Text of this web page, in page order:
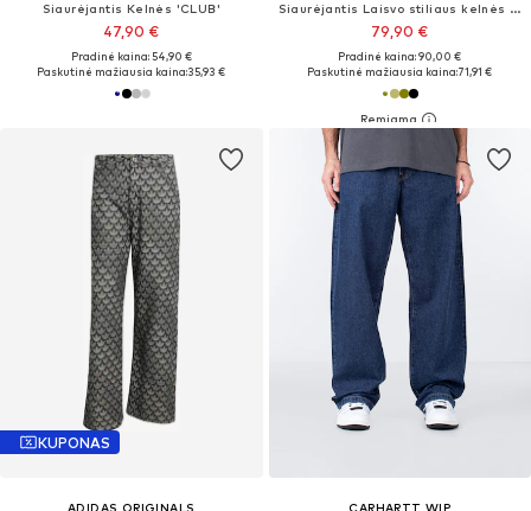
Siaurėjantis Kelnės 'CLUB'
47,90 €
Pradinė kaina: 54,90 €
Paskutinė mažiausia kaina:35,93 €
Siaurėjantis Laisvo stiliaus kelnės 'Combat'
79,90 €
Pradinė kaina: 90,00 €
Paskutinė mažiausia kaina:71,91 €
KUPONAS
ADIDAS ORIGINALS CARHARTT WIP